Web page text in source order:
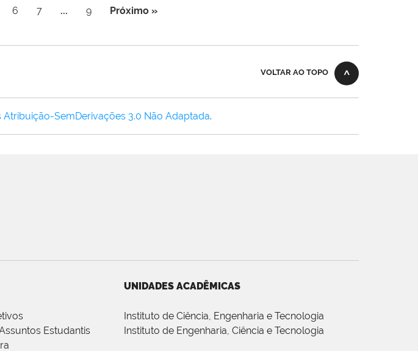
6 7 ... 9 Próximo »
VOLTAR AO TOPO
SemDerivações 3.0 Não Adaptada.
Estudantis
UNIDADES ACADÊMICAS
Instituto de Ciência, Engenharia e Tecnologia
Instituto de Engenharia, Ciência e Tecnologia